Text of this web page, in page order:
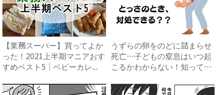
【業務スーパー】買ってよか
った！2021上半期マニアおす
すめベスト5｜ベビーカレ...
うずらの卵をのどに詰まらせ
死亡…子どもの窒息はいつ起
こるかわからない！知ってお